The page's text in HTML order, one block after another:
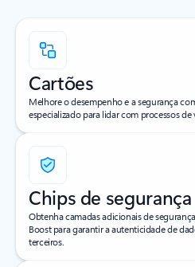
Cartões
Melhore o desempenho e a segurança
especializado para lidar com processos
Chips de segurança
Obtenha camadas adicionais de
Boost para garantir a autenticidade de
terceiros.